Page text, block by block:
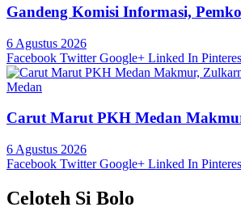
Gandeng Komisi Informasi,
6 Agustus 2026
Facebook Twitter Google+ Linked In
Medan
Carut Marut PKH Medan
6 Agustus 2026
Facebook Twitter Google+ Linked In
Celoteh Si Bolo